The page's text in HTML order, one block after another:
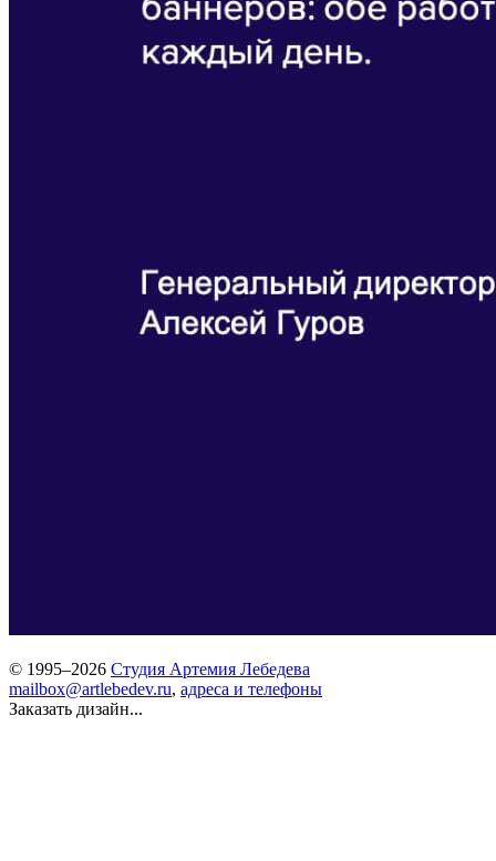
© 1995–2026 Студия Артемия Лебедева
mailbox@artlebedev.ru, адреса и телефоны
Заказать дизайн...